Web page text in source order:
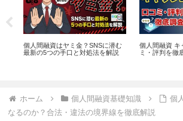
個人間融資はヤミ金？SNSに潜む
最新の5つの手口と対処法を解説
個人間融資 キ
ミ・評判を徹
ホーム 個人間融資基礎知識
個
なるのか？合法・違法の境界線を徹底解説